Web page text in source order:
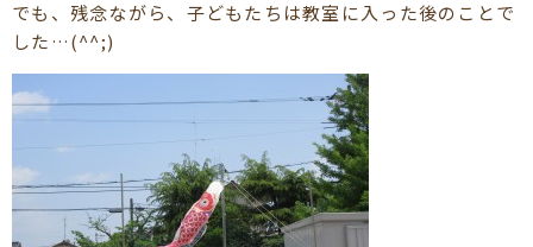
でも、残念ながら、子どもたちは教室に入った後のことで
した…(^^;)